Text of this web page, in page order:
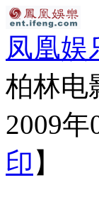
凤凰娱
柏林电
2009年
印 】